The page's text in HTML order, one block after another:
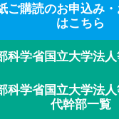
ご購読のお申込み
はこちら
科学省国立大学法
科学省国立大学法
代幹部一覧